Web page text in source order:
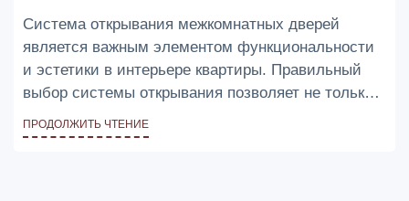
Система открывания межкомнатных дверей
является важным элементом функциональности
и эстетики в интерьере квартиры. Правильный
выбор системы открывания позволяет не только
обеспечить комфортное и плавное открывание
дверей, но и добавить стиль и характер вашему
ПРОДОЛЖИТЬ ЧТЕНИЕ